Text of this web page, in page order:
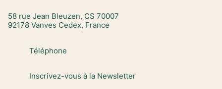
58 rue Jean Bleuzen, CS 70007
92178 Vanves Cedex, France
Téléphone
Inscrivez-vous à la Newsletter